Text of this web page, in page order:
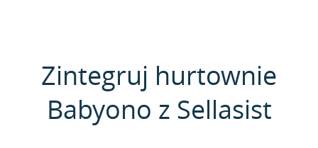
Zintegruj hurtownie
Babyono z Sellasist